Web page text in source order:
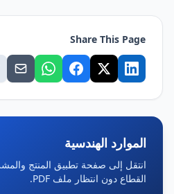
Share This Page
الموارد الهندسية
انتقل إلى صفحة تطبيق المنتج
القطاع دون انتظار ملف PDF.